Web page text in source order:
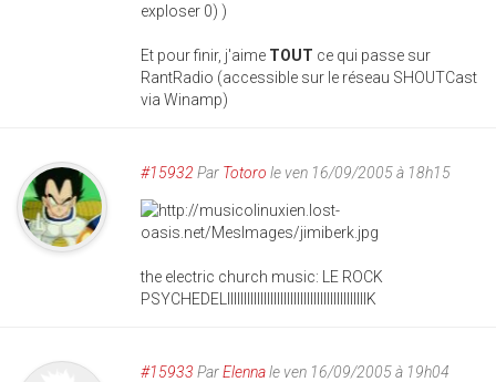
exploser 0) )
Et pour finir, j'aime TOUT ce qui passe sur
RantRadio (accessible sur le réseau SHOUTCast
via Winamp)
#15932 Par Totoro le ven 16/09/2005 à 18h15
the electric church music: LE ROCK
PSYCHEDELIIIIIIIIIIIIIIIIIIIIIIIIIIIIIIIIIIIIIIIIIIK
#15933 ParElennale ven 16/09/2005 à 19h04